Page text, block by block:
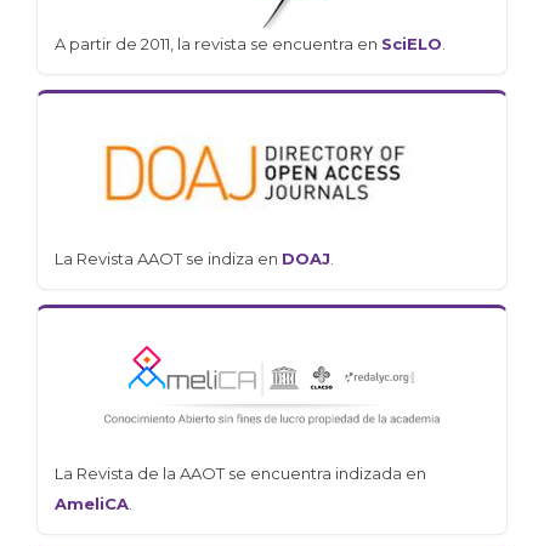
A partir de 2011, la revista se encuentra en SciELO
La Revista AAOT se indiza en DOAJ
La Revista de la AAOT se encuentra indizada en
AmeliCA